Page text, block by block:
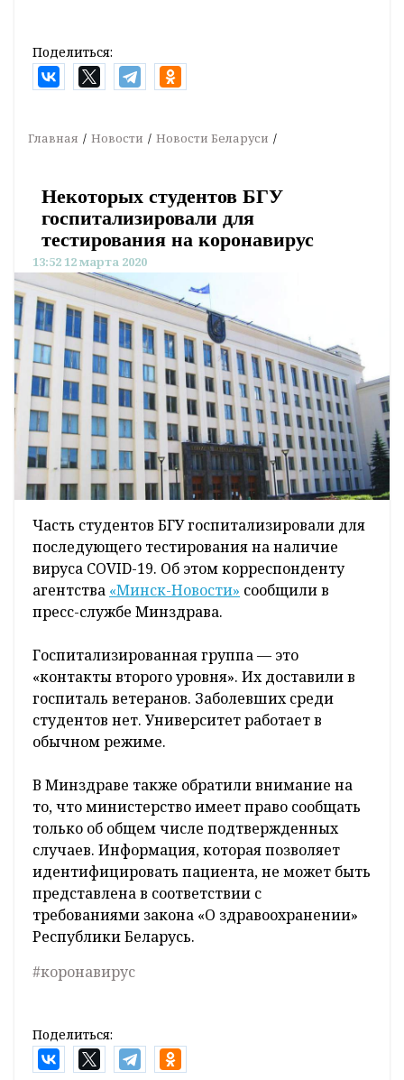
Поделиться:
Главная Новости Новости Беларуси
Некоторых студентов БГУ
госпитализировали для
тестирования на коронавирус
13:52 12 марта 2020
Часть студентов БГУ госпитализировали для
последующего тестирования на наличие
вируса COVID-19. Об этом корреспонденту
агентства «Минск-Новости» сообщили в
пресс-службе Минздрава.
Госпитализированная группа — это
«контакты второго уровня». Их доставили в
госпиталь ветеранов. Заболевших среди
студентов нет. Университет работает в
обычном режиме.
В Минздраве также обратили внимание на
то, что министерство имеет право сообщать
только об общем числе подтвержденных
случаев. Информация, которая позволяет
идентифицировать пациента, не может быть
представлена в соответствии с
требованиями закона «О здравоохранении»
Республики Беларусь.
#коронавирус
Поделиться: